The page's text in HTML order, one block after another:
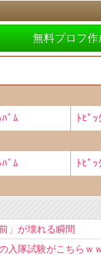
無料プロフ作
ﾞﾑ ﾄﾋﾟｯ
ﾞﾑ ﾄﾋﾟｯ
」が壊れる瞬間
入隊試験がこちらｗ